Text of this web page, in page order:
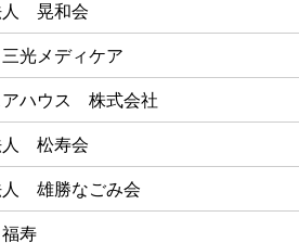
人 晃和会
光メディケア
アハウス 株式会社
人 松寿会
人 雄勝なごみ会
寿